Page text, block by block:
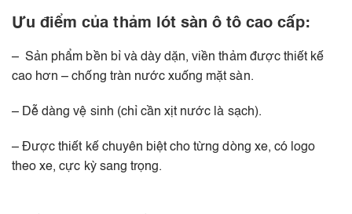
Ưu điểm của thảm lót sàn ô tô cao cấp:
– Sản phẩm bền bỉ và dày dặn, viền thảm được thiết kế
cao hơn – chống tràn nước xuống mặt sàn.
– Dễ dàng vệ sinh (chỉ cần xịt nước là sạch).
– Được thiết kế chuyên biệt cho từng dòng xe, có logo
theo xe, cực kỳ sang trọng.